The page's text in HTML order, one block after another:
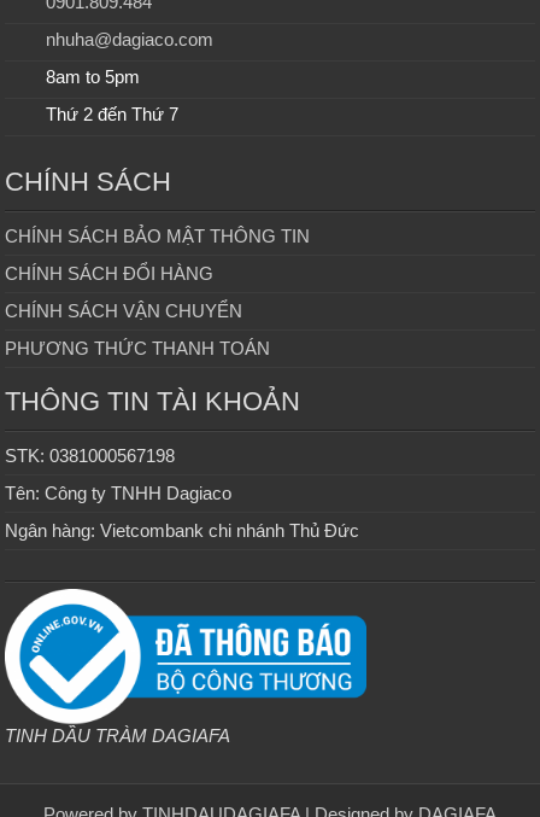
nhuha@dagiaco.com
8am to 5pm
Thứ 2 đến Thứ 7
CHÍNH SÁCH
CHÍNH SÁCH BẢO MẬT THÔNG TIN
CHÍNH SÁCH ĐỔI HÀNG
CHÍNH SÁCH VẬN CHUYỂN
PHƯƠNG THỨC THANH TOÁN
THÔNG TIN TÀI KHOẢN
STK: 0381000567198
Tên: Công ty TNHH Dagiaco
Ngân hàng: Vietcombank chi nhánh Thủ Đức
TINH DẦU TRÀM DAGIAFA